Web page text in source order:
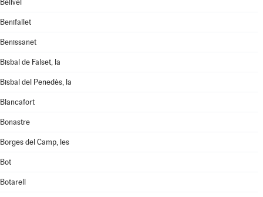
Bellvei
Benifallet
Benissanet
Bisbal de Falset, la
Bisbal del Penedès, la
Blancafort
Bonastre
Borges del Camp, les
Bot
Botarell